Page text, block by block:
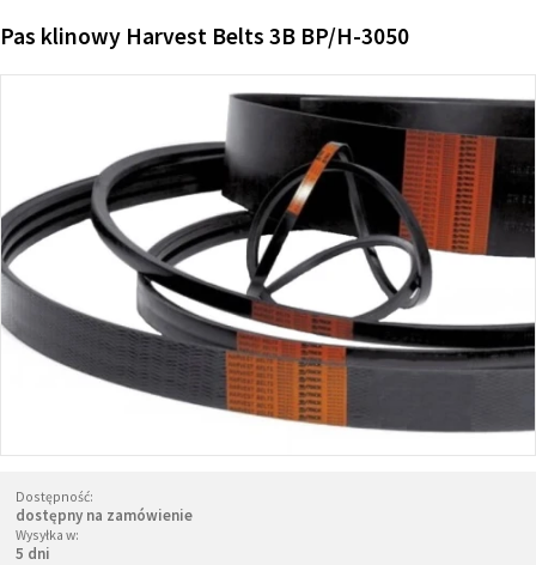
Pas klinowy Harvest Belts 3B BP/H-3050
Dostępność:
dostępny na zamówienie
Wysyłka w:
5 dni